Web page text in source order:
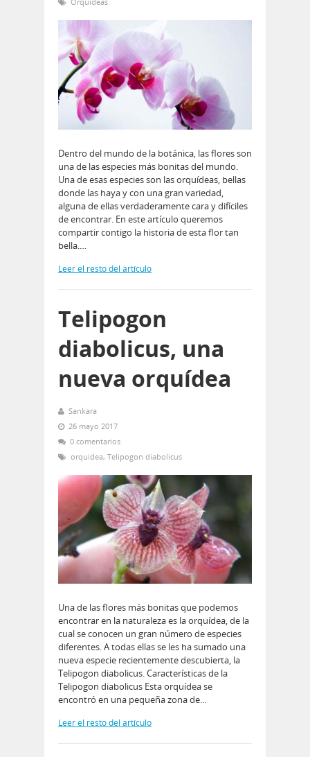
Dentro del mundo de la botánica, las flores son
una de las especies más bonitas del mundo.
Una de esas especies son las orquídeas, bellas
donde las haya y con una gran variedad,
alguna de ellas verdaderamente cara y difíciles
de encontrar. En este artículo queremos
compartir contigo la historia de esta flor tan
bella.…
Leer el resto del artículo
Telipogon
diabolicus, una
nueva orquídea
Sankara
26 mayo 2017
0 comentarios
orquidea, Telipogon diabolicus
Una de las flores más bonitas que podemos
encontrar en la naturaleza es la orquídea, de la
cual se conocen un gran número de especies
diferentes. A todas ellas se les ha sumado una
nueva especie recientemente descubierta, la
Telipogon diabolicus. Características de la
Telipogon diabolicus Esta orquídea se
encontró en una pequeña zona de…
Leer el resto del artículo